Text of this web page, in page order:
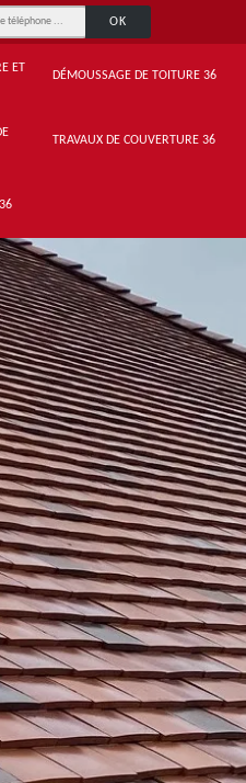
ET
DÉMOUSSAGE DE TOITURE 36
TRAVAUX DE COUVERTURE 36